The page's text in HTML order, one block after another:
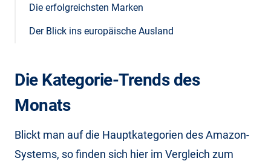
Die erfolgreichsten Marken
Der Blick ins europäische Ausland
Die Kategorie-Trends des
Monats
Blickt man auf die Hauptkategorien des Amazon-
Systems, so finden sich hier im Vergleich zum